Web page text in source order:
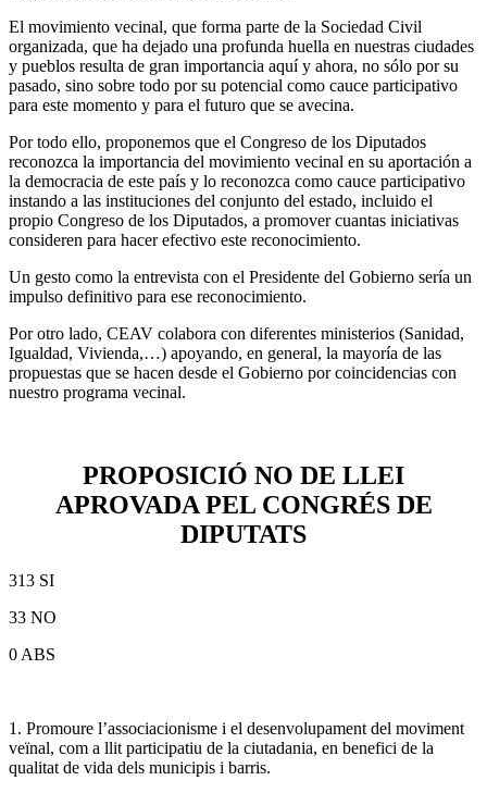
El movimiento vecinal, que forma parte de la Sociedad Civil
organizada, que ha dejado una profunda huella en nuestras ciudades
y pueblos resulta de gran importancia aquí y ahora, no sólo por su
pasado, sino sobre todo por su potencial como cauce participativo
para este momento y para el futuro que se avecina.
Por todo ello, proponemos que el Congreso de los Diputados
reconozca la importancia del movimiento vecinal en su aportación a
la democracia de este país y lo reconozca como cauce participativo
instando a las instituciones del conjunto del estado, incluido el
propio Congreso de los Diputados, a promover cuantas iniciativas
consideren para hacer efectivo este reconocimiento.
Un gesto como la entrevista con el Presidente del Gobierno sería un
impulso definitivo para ese reconocimiento.
Por otro lado, CEAV colabora con diferentes ministerios (Sanidad,
Igualdad, Vivienda,…) apoyando, en general, la mayoría de las
propuestas que se hacen desde el Gobierno por coincidencias con
nuestro programa vecinal.
PROPOSICIÓ NO DE LLEI
APROVADA PEL CONGRÉS DE
DIPUTATS
313 SI
33 NO
0 ABS
1. Promoure l’associacionisme i el desenvolupament del moviment
veïnal, com a llit participatiu de la ciutadania, en benefici de la
qualitat de vida dels municipis i barris.